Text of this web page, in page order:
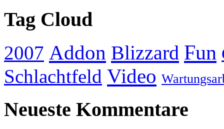
Tag Cloud
2007 Addon Blizzard Fun
Schlachtfeld Video
Neueste Kommentare